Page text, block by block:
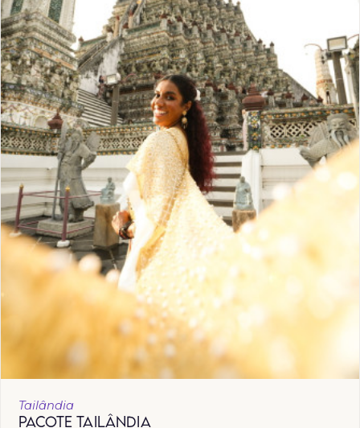
Tailândia
PACOTE TAILÂNDIA